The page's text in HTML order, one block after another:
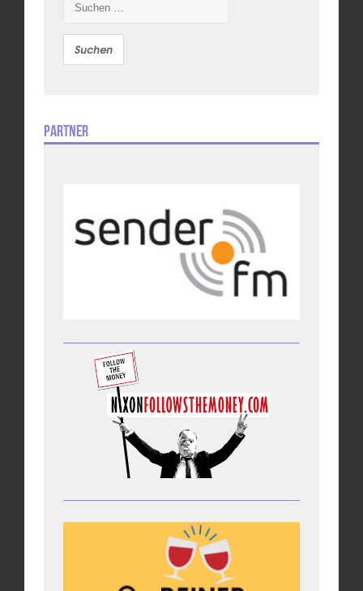
nach:
Partner